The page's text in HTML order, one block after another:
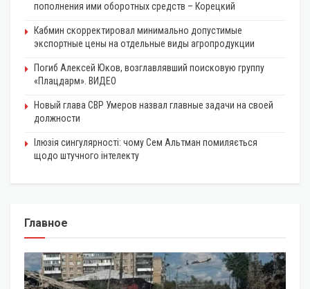
пополнения ими оборотных средств – Корецкий
Кабмин скорректировал минимально допустимые
экспортные цены на отдельные виды агропродукции
Погиб Алексей Юков, возглавлявший поисковую группу
«Плацдарм». ВИДЕО
Новый глава СВР Умеров назвал главные задачи на своей
должности
Ілюзія сингулярності: чому Сем Альтман помиляється
щодо штучного інтелекту
Главное